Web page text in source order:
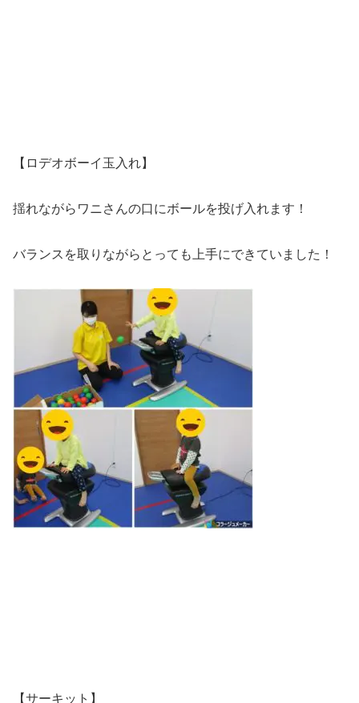
【ロデオボーイ玉入れ】
揺れながらワニさんの口にボールを投げ入れます！
バランスを取りながらとっても上手にできていました！
【サーキット】